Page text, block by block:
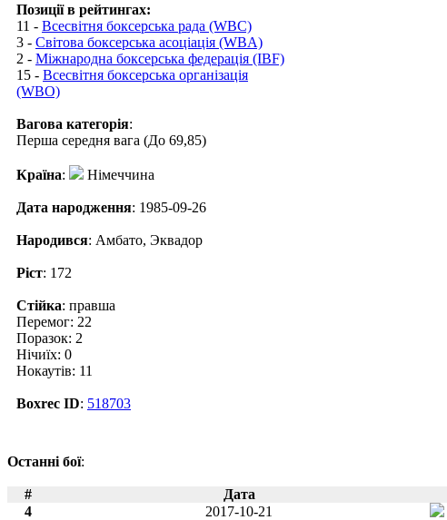
Позиції в рейтингах:
11 - Всесвітня боксерська рада (WBC)
3 - Світова боксерська асоціація (WBA)
2 - Міжнародна боксерська федерація (IBF)
15 - Всесвітня боксерська організація
(WBO)
Вагова категорія:
Перша середня вага (До 69,85)
Країна: Німеччина
Дата народження: 1985-09-26
Народився: Амбато, Эквадор
Ріст: 172
Стійка: правша
Перемог: 22
Поразок: 2
Нічиїх: 0
Нокаутів: 11
Boxrec ID: 518703
Останні бої:
# Дата
4
2017-10-21